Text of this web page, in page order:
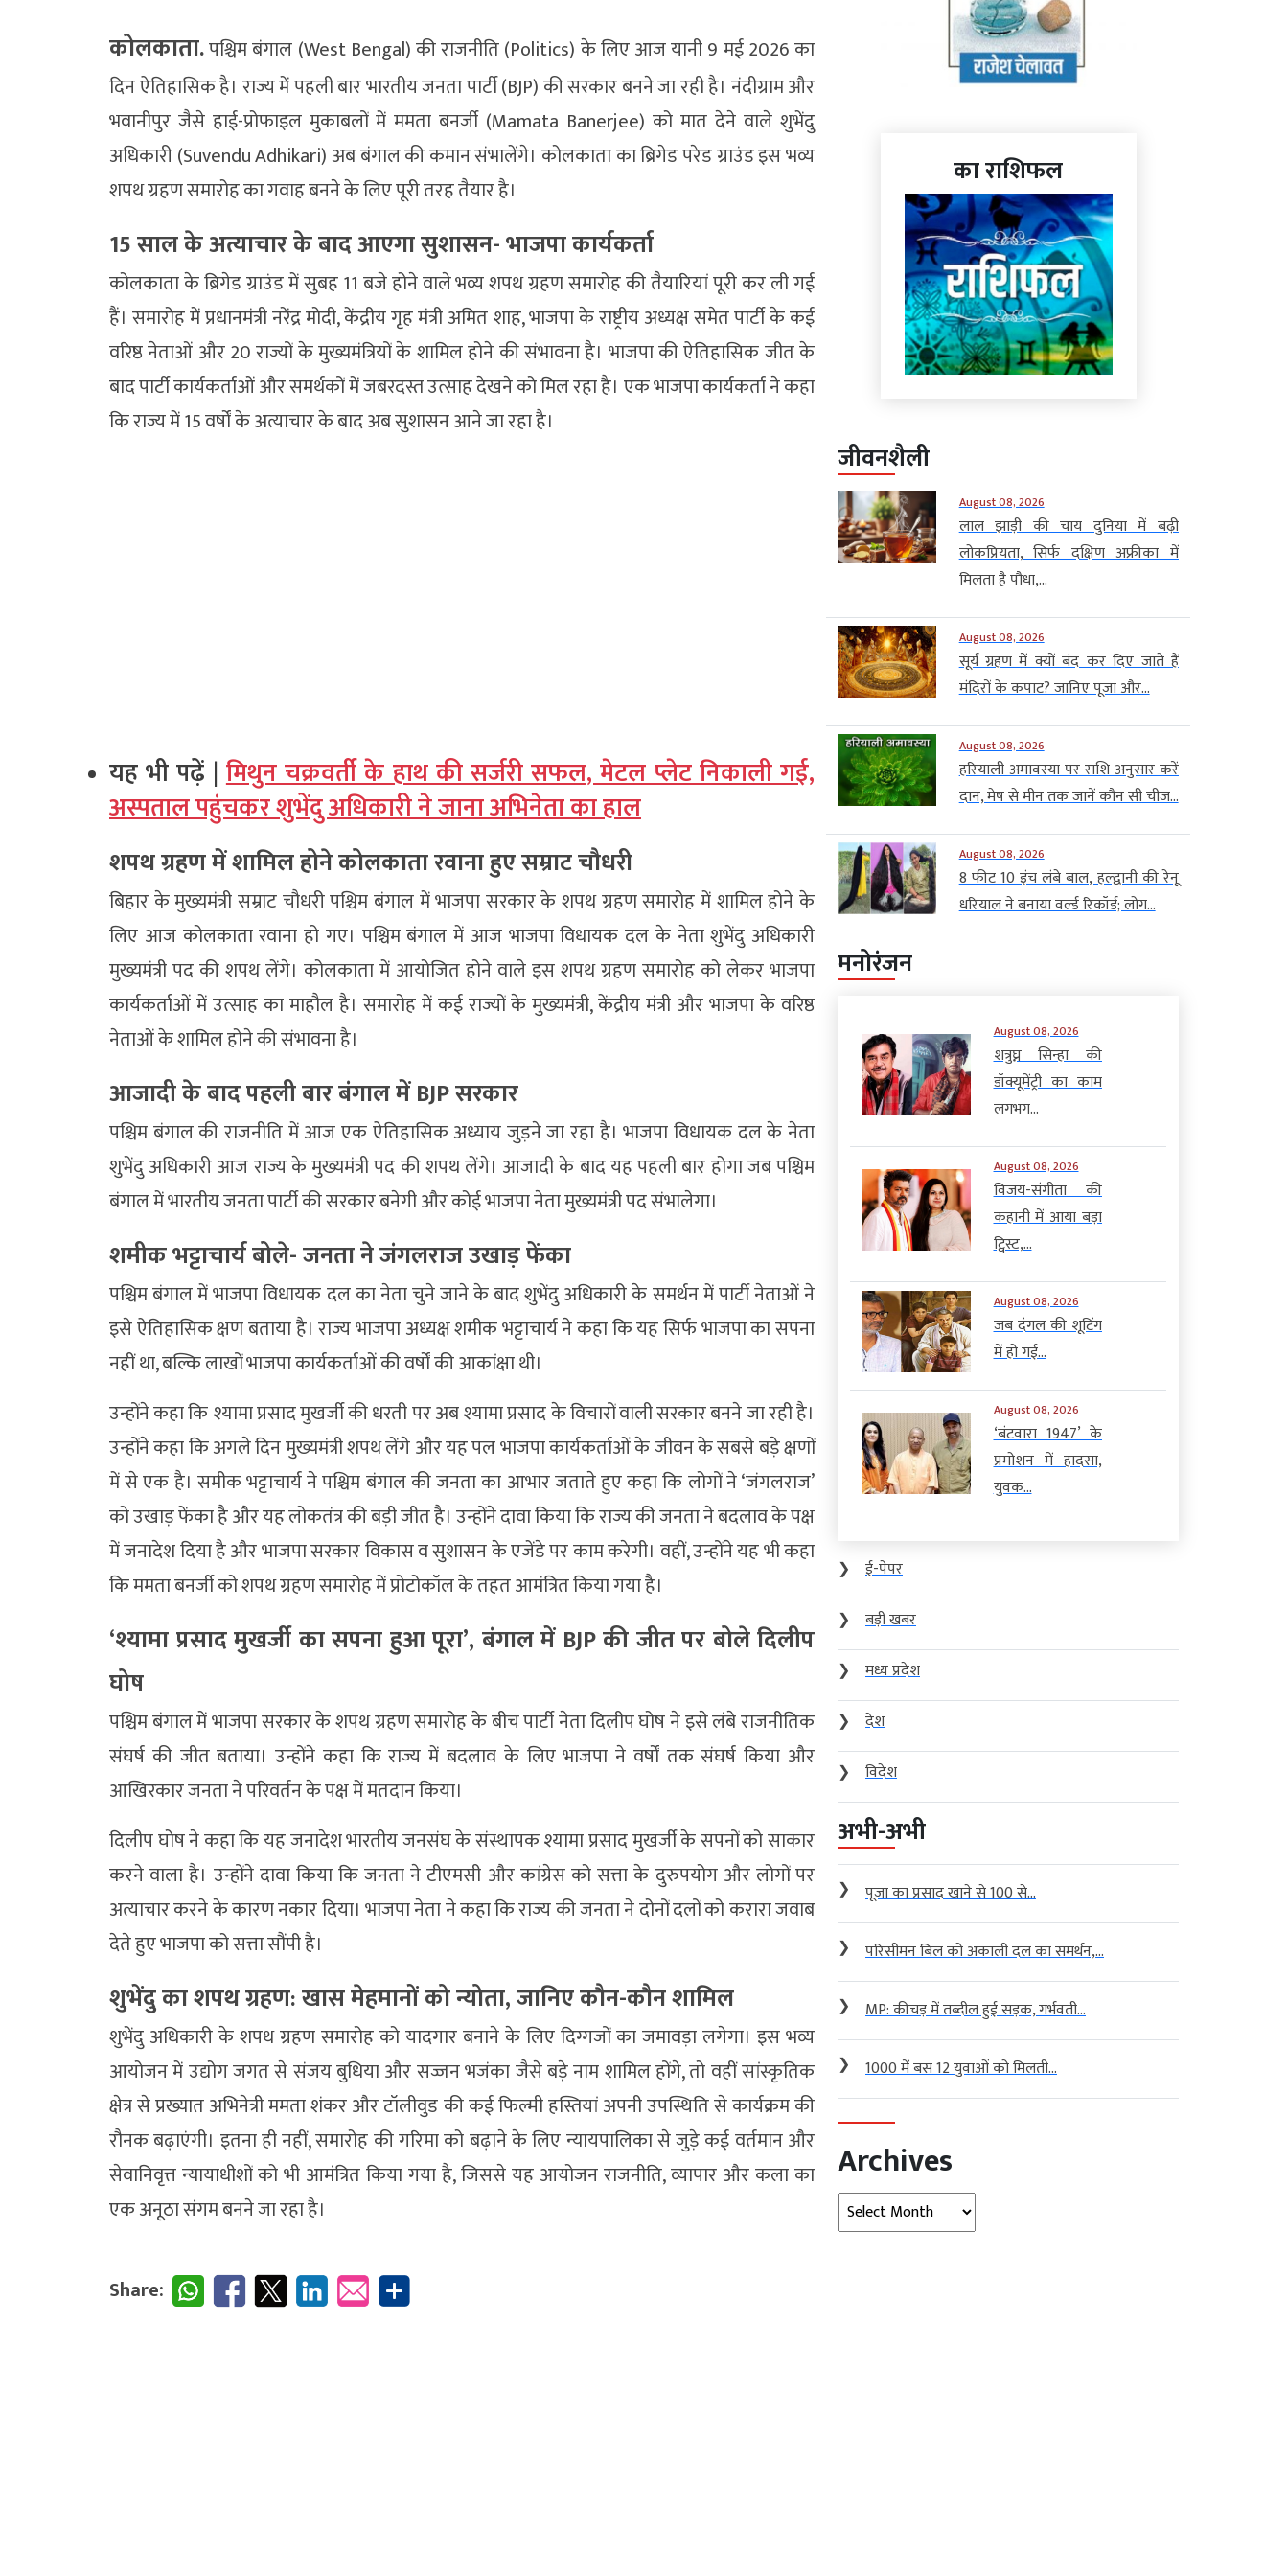
कोलकाता.पश्चिम बंगाल (West Bengal) की राजनीति (Politics) के लिए आज यानी 9 मई 2026 का
दिन ऐतिहासिक है। राज्य में पहली बार भारतीय जनता पार्टी (BJP) की सरकार बनने जा रही है। नंदीग्राम और
भवानीपुर जैसे हाई-प्रोफाइल मुकाबलों में ममता बनर्जी (Mamata Banerjee) को मात देने वाले शुभेंदु
अधिकारी (Suvendu Adhikari) अब बंगाल की कमान संभालेंगे। कोलकाता का ब्रिगेड परेड ग्राउंड इस भव्य
शपथ ग्रहण समारोह का गवाह बनने के लिए पूरी तरह तैयार है।
15 साल के अत्याचार के बाद आएगा सुशासन- भाजपा कार्यकर्ता
कोलकाता के ब्रिगेड ग्राउंड में सुबह 11 बजे होने वाले भव्य शपथ ग्रहण समारोह की तैयारियां पूरी कर ली गई
हैं। समारोह में प्रधानमंत्री नरेंद्र मोदी, केंद्रीय गृह मंत्री अमित शाह, भाजपा के राष्ट्रीय अध्यक्ष समेत पार्टी के कई
वरिष्ठ नेताओं और 20 राज्यों के मुख्यमंत्रियों के शामिल होने की संभावना है। भाजपा की ऐतिहासिक जीत के
बाद पार्टी कार्यकर्ताओं और समर्थकों में जबरदस्त उत्साह देखने को मिल रहा है। एक भाजपा कार्यकर्ता ने कहा
कि राज्य में 15 वर्षों के अत्याचार के बाद अब सुशासन आने जा रहा है।
यह भी पढ़ें |मिथुन चक्रवर्ती के हाथ की सर्जरी सफल, मेटल प्लेट निकाली गई,
अस्पताल पहुंचकर शुभेंदु अधिकारी ने जाना अभिनेता का हाल
शपथ ग्रहण में शामिल होने कोलकाता रवाना हुए सम्राट चौधरी
बिहार के मुख्यमंत्री सम्राट चौधरी पश्चिम बंगाल में भाजपा सरकार के शपथ ग्रहण समारोह में शामिल होने के
लिए आज कोलकाता रवाना हो गए। पश्चिम बंगाल में आज भाजपा विधायक दल के नेता शुभेंदु अधिकारी
मुख्यमंत्री पद की शपथ लेंगे। कोलकाता में आयोजित होने वाले इस शपथ ग्रहण समारोह को लेकर भाजपा
कार्यकर्ताओं में उत्साह का माहौल है। समारोह में कई राज्यों के मुख्यमंत्री, केंद्रीय मंत्री और भाजपा के वरिष्ठ
नेताओं के शामिल होने की संभावना है।
आजादी के बाद पहली बार बंगाल में BJP सरकार
पश्चिम बंगाल की राजनीति में आज एक ऐतिहासिक अध्याय जुड़ने जा रहा है। भाजपा विधायक दल के नेता
शुभेंदु अधिकारी आज राज्य के मुख्यमंत्री पद की शपथ लेंगे। आजादी के बाद यह पहली बार होगा जब पश्चिम
बंगाल में भारतीय जनता पार्टी की सरकार बनेगी और कोई भाजपा नेता मुख्यमंत्री पद संभालेगा।
शमीक भट्टाचार्य बोले- जनता ने जंगलराज उखाड़ फेंका
पश्चिम बंगाल में भाजपा विधायक दल का नेता चुने जाने के बाद शुभेंदु अधिकारी के समर्थन में पार्टी नेताओं ने
इसे ऐतिहासिक क्षण बताया है। राज्य भाजपा अध्यक्ष शमीक भट्टाचार्य ने कहा कि यह सिर्फ भाजपा का सपना
नहीं था, बल्कि लाखों भाजपा कार्यकर्ताओं की वर्षों की आकांक्षा थी।
उन्होंने कहा कि श्यामा प्रसाद मुखर्जी की धरती पर अब श्यामा प्रसाद के विचारों वाली सरकार बनने जा रही है।
उन्होंने कहा कि अगले दिन मुख्यमंत्री शपथ लेंगे और यह पल भाजपा कार्यकर्ताओं के जीवन के सबसे बड़े क्षणों
में से एक है। समीक भट्टाचार्य ने पश्चिम बंगाल की जनता का आभार जताते हुए कहा कि लोगों ने ‘जंगलराज’
को उखाड़ फेंका है और यह लोकतंत्र की बड़ी जीत है। उन्होंने दावा किया कि राज्य की जनता ने बदलाव के पक्ष
में जनादेश दिया है और भाजपा सरकार विकास व सुशासन के एजेंडे पर काम करेगी। वहीं, उन्होंने यह भी कहा
कि ममता बनर्जी को शपथ ग्रहण समारोह में प्रोटोकॉल के तहत आमंत्रित किया गया है।
‘श्यामा प्रसाद मुखर्जी का सपना हुआ पूरा’, बंगाल में BJP की जीत पर बोले दिलीप
घोष
पश्चिम बंगाल में भाजपा सरकार के शपथ ग्रहण समारोह के बीच पार्टी नेता दिलीप घोष ने इसे लंबे राजनीतिक
संघर्ष की जीत बताया। उन्होंने कहा कि राज्य में बदलाव के लिए भाजपा ने वर्षों तक संघर्ष किया और
आखिरकार जनता ने परिवर्तन के पक्ष में मतदान किया।
दिलीप घोष ने कहा कि यह जनादेश भारतीय जनसंघ के संस्थापक श्यामा प्रसाद मुखर्जी के सपनों को साकार
करने वाला है। उन्होंने दावा किया कि जनता ने टीएमसी और कांग्रेस को सत्ता के दुरुपयोग और लोगों पर
अत्याचार करने के कारण नकार दिया। भाजपा नेता ने कहा कि राज्य की जनता ने दोनों दलों को करारा जवाब
देते हुए भाजपा को सत्ता सौंपी है।
शुभेंदु का शपथ ग्रहण: खास मेहमानों को न्योता, जानिए कौन-कौन शामिल
शुभेंदु अधिकारी के शपथ ग्रहण समारोह को यादगार बनाने के लिए दिग्गजों का जमावड़ा लगेगा। इस भव्य
आयोजन में उद्योग जगत से संजय बुधिया और सज्जन भजंका जैसे बड़े नाम शामिल होंगे, तो वहीं सांस्कृतिक
क्षेत्र से प्रख्यात अभिनेत्री ममता शंकर और टॉलीवुड की कई फिल्मी हस्तियां अपनी उपस्थिति से कार्यक्रम की
रौनक बढ़ाएंगी। इतना ही नहीं, समारोह की गरिमा को बढ़ाने के लिए न्यायपालिका से जुड़े कई वर्तमान और
सेवानिवृत्त न्यायाधीशों को भी आमंत्रित किया गया है, जिससे यह आयोजन राजनीति, व्यापार और कला का
एक अनूठा संगम बनने जा रहा है।
Share:
का राशिफल
जीवनशैली
August 08, 2026
लाल झाड़ी की चाय दुनिया में बढ़ी
लोकप्रियता, सिर्फ दक्षिण अफ्रीका में
मिलता है पौधा,...
August 08, 2026
सूर्य ग्रहण में क्यों बंद कर दिए जाते हैं
मंदिरों के कपाट? जानिए पूजा और...
August 08, 2026
हरियाली अमावस्या पर राशि अनुसार करें
दान, मेष से मीन तक जानें कौन सी चीज...
August 08, 2026
8 फीट 10 इंच लंबे बाल, हल्द्वानी की रेनू
धरियाल ने बनाया वर्ल्ड रिकॉर्ड; लोग...
मनोरंजन
August 08, 2026
शत्रुघ्न सिन्हा की
डॉक्यूमेंट्री का काम
लगभग...
August 08, 2026
विजय-संगीता की
कहानी में आया बड़ा
ट्विस्ट,...
August 08, 2026
जब दंगल की शूटिंग
में हो गई...
August 08, 2026
‘बंटवारा 1947’ के
प्रमोशन में हादसा,
युवक...
❯
ई-पेपर
❯
बड़ी खबर
❯
मध्य प्रदेश
❯
देश
❯
विदेश
अभी-अभी
❯ पूजा का प्रसाद खाने से 100 से...
❯ परिसीमन बिल को अकाली दल का समर्थन,...
❯ MP: कीचड़ में तब्दील हुई सड़क, गर्भवती...
❯ 1000 में बस 12 युवाओं को मिलती...
Archives
Archives